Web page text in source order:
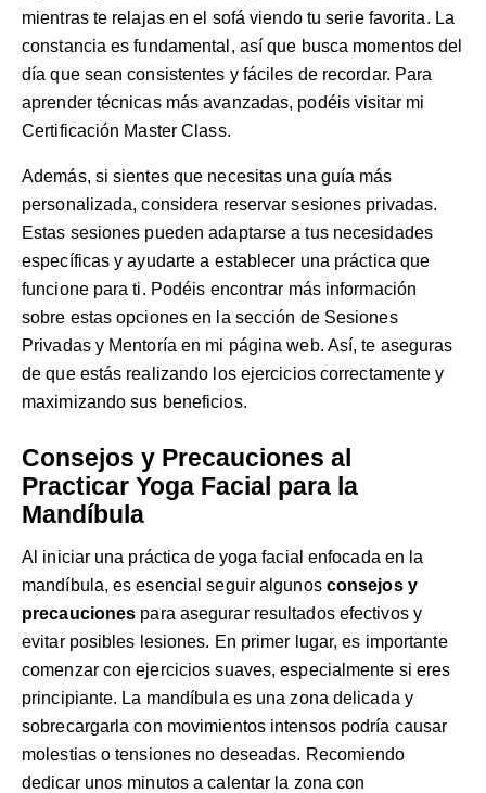
mientras te relajas en el sofá viendo tu serie favorita. La
constancia es fundamental, así que busca momentos del
día que sean consistentes y fáciles de recordar. Para
aprender técnicas más avanzadas, podéis visitar mi
Certificación Master Class.
Además, si sientes que necesitas una guía más
personalizada, considera reservar sesiones privadas.
Estas sesiones pueden adaptarse a tus necesidades
específicas y ayudarte a establecer una práctica que
funcione para ti. Podéis encontrar más información
sobre estas opciones en la sección de Sesiones
Privadas y Mentoría en mi página web. Así, te aseguras
de que estás realizando los ejercicios correctamente y
maximizando sus beneficios.
Consejos y Precauciones al
Practicar Yoga Facial para la
Mandíbula
Al iniciar una práctica de yoga facial enfocada en la
mandíbula, es esencial seguir algunos consejos y
precauciones para asegurar resultados efectivos y
evitar posibles lesiones. En primer lugar, es importante
comenzar con ejercicios suaves, especialmente si eres
principiante. La mandíbula es una zona delicada y
sobrecargarla con movimientos intensos podría causar
molestias o tensiones no deseadas. Recomiendo
dedicar unos minutos a calentar la zona con